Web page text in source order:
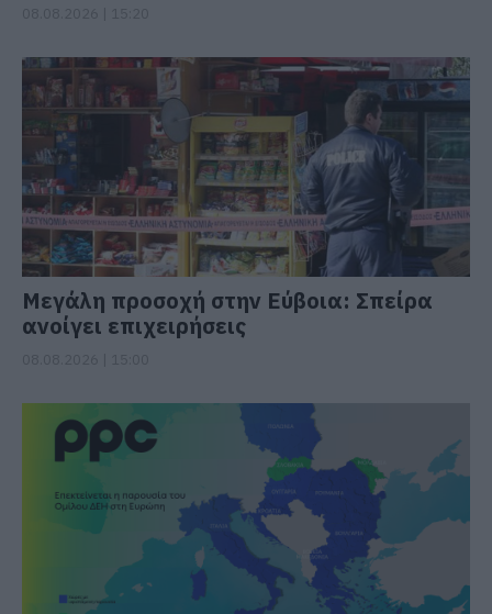
Μεγάλη προσοχή στην Εύβοια: Σπείρα
ανοίγει επιχειρήσεις